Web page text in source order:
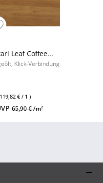
Leaf Coffee...
Klick-Verbindung
€ / 1 )
65,90 € /m²